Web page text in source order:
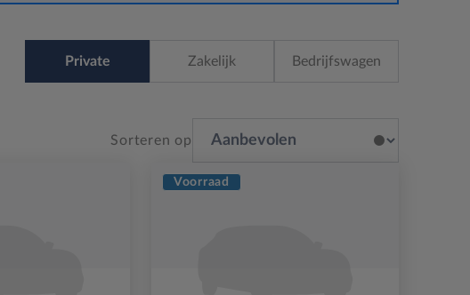
Private Zakelijk Bedrijfswagen
Sorteren op
Voorraad